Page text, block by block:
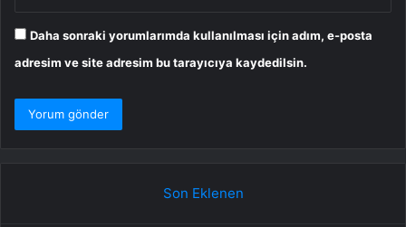
Daha sonraki yorumlarımda kullanılması için adım, e-posta
adresim ve site adresim bu tarayıcıya kaydedilsin.
Son Eklenen